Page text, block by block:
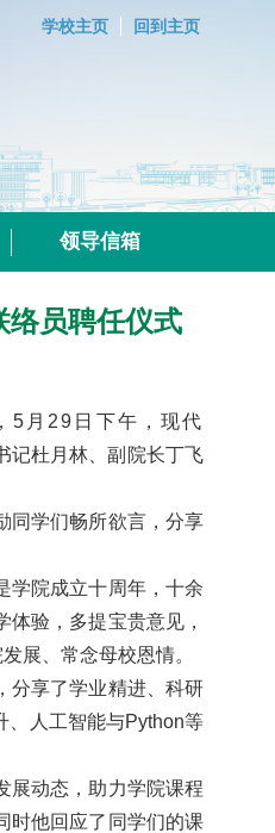
学校主页 回到主页
领导信箱
络员聘任仪式
5月29日下午，现代
记杜月林、副院长丁飞
同学们畅所欲言，分享
学院成立十周年，十余
验，多提宝贵意见，
展、常念母校恩情。
分享了学业精进、科研
、人工智能与Python等
展动态，助力学院课程
时他回应了同学们的课